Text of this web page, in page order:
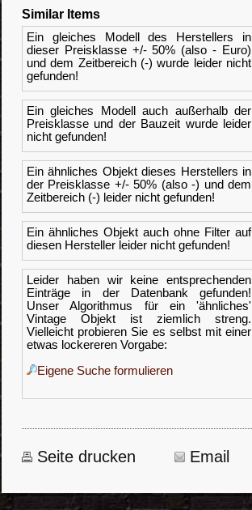
Similar Items
Ein gleiches Modell des Herstellers in
dieser Preisklasse +/- 50% (also - Euro)
und dem Zeitbereich (-) wurde leider nicht
gefunden!
Ein gleiches Modell auch außerhalb der
Preisklasse und der Bauzeit wurde leider
nicht gefunden!
Ein ähnliches Objekt dieses Herstellers in
der Preisklasse +/- 50% (also -) und dem
Zeitbereich (-) leider nicht gefunden!
Ein ähnliches Objekt auch ohne Filter auf
diesen Hersteller leider nicht gefunden!
Leider haben wir keine entsprechenden
Einträge in der Datenbank gefunden!
Unser Algorithmus für ein 'ähnliches'
Vintage Objekt ist ziemlich streng.
Vielleicht probieren Sie es selbst mit einer
etwas lockereren Vorgabe:
Eigene Suche formulieren
Seite drucken Email